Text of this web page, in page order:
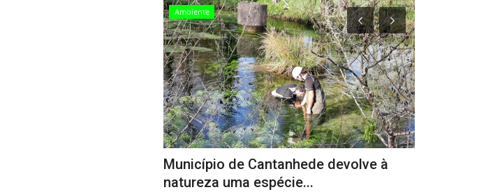
Ambiente
Município de Cantanhede devolve à
natureza uma espécie...